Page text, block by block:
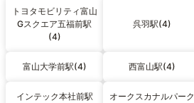
トヨタモビリティ富山
Gスクエア五福前駅
(4)
呉羽駅(4)
富山大学前駅(4) 西富山駅(4)
インテック本社前駅
オークスカナルパーク